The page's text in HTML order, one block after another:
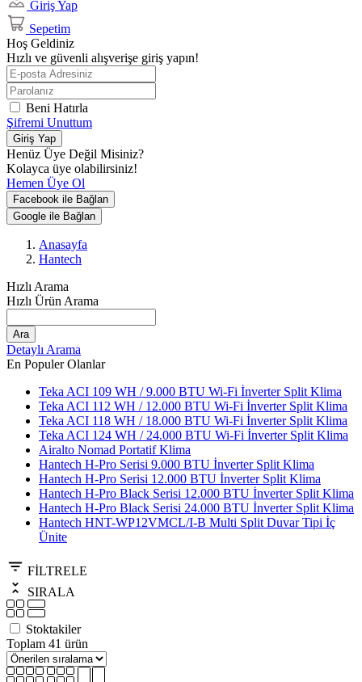
Giriş Yap
Sepetim
Hoş Geldiniz
Hızlı ve güvenli alışverişe giriş yapın!
Beni Hatırla
Şifremi Unuttum
Giriş Yap
Henüz Üye Değil Misiniz?
Kolayca üye olabilirsiniz!
Hemen Üye Ol
Facebook ile Bağlan
Google ile Bağlan
Anasayfa
Hantech
Hızlı Arama
Hızlı Ürün Arama
Ara
Detaylı Arama
En Populer Olanlar
Teka ACI 109 WH / 9.000 BTU Wi-Fi İnverter Split Klima
Teka ACI 112 WH / 12.000 BTU Wi-Fi İnverter Split Klima
Teka ACI 118 WH / 18.000 BTU Wi-Fi İnverter Split Klima
Teka ACI 124 WH / 24.000 BTU Wi-Fi İnverter Split Klima
Airalto Nomad Portatif Klima
Hantech H-Pro Serisi 9.000 BTU İnverter Split Klima
Hantech H-Pro Serisi 12.000 BTU İnverter Split Klima
Hantech H-Pro Black Serisi 12.000 BTU İnverter Split Klima
Hantech H-Pro Black Serisi 24.000 BTU İnverter Split Klima
Hantech HNT-WP12VMCL/I-B Multi Split Duvar Tipi İç
Ünite
FİLTRELE
SIRALA
Stoktakiler
Toplam 41 ürün